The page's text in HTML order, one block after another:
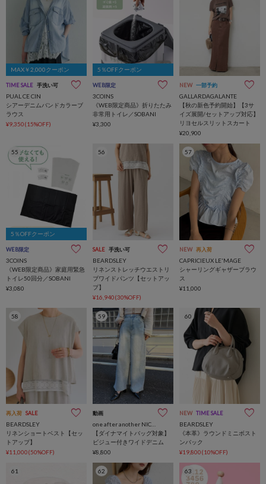
MAX￥2,000クーポン
TIME SALE 手洗い可
PUAL CE CIN
シアーデニムバンドカラーブ
ラウス
¥9,350(15%OFF)
5％OFFクーポン
WEB限定
3COINS
《WEB限定商品》折りたたみ
非常用トイレ／SOBANI
¥3,300
NEW 一部予約
GALLARDAGALANTE
【秋の新色予約開始】【3サ
イズ展開/セットアップ対応】
リヨセルスリットスカート
¥20,900
55
5％OFFクーポン
WEB限定
3COINS
《WEB限定商品》家庭用緊急
トイレ50回分／SOBANI
¥3,080
56
SALE 手洗い可
BEARDSLEY
リネンストレッチウエストリ
ブワイドパンツ【セットアッ
プ】
¥16,940(30%OFF)
57
NEW 再入荷
CAPRICIEUX LE'MAGE
シャーリングギャザーブラウ
ス
¥11,000
58
再入荷 SALE
BEARDSLEY
リネンショートベスト【セッ
トアップ】
¥11,000(50%OFF)
59
動画 インフルエンサー企画
【ダイナマイトバッグ対象】
ビジュー付きワイドデニム
¥8,800
60
NEW TIME SALE
BEARDSLEY
《本革》ラウンドミニボスト
ンバック
¥19,800(10%OFF)
61 62 63